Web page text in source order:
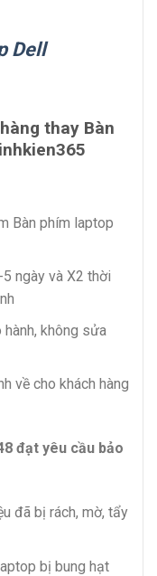
Dell
thay Bàn
Bàn phím laptop
ngày và X2 thời
không sửa
về cho khách hàng
đạt yêu cầu bảo
đã bị rách, mờ, tẩy
bị bung hạt